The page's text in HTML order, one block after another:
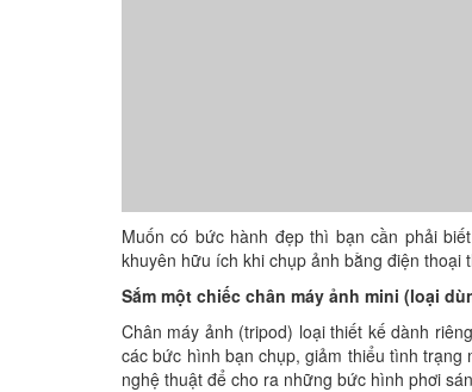
Muốn có bức hành đẹp thì bạn cần phải
khuyên hữu ích khi chụp ảnh bằng điện thoại
Sắm một chiếc chân máy ảnh mini (loại
Chân máy ảnh (tripod) loại thiết kế dành
các bức hình bạn chụp, giảm thiểu tình
nghệ thuật để cho ra những bức hình phơi